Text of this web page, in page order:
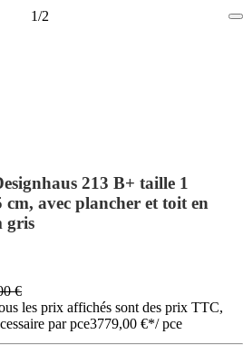
1/2
213 B+ taille 1
cm, avec plancher et toit en
gris
€
les prix affichés sont des prix TTC,
par pce3779,00 €*/ pce